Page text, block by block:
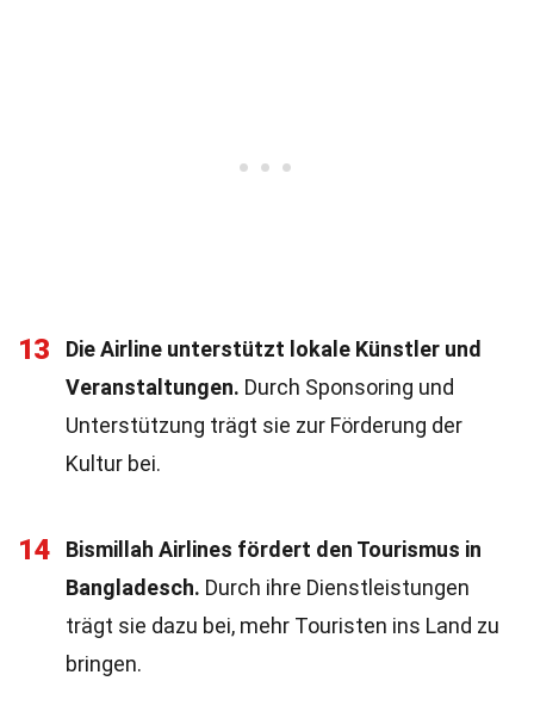
13
Die Airline unterstützt lokale Künstler und
Veranstaltungen. Durch Sponsoring und
Unterstützung trägt sie zur Förderung der
Kultur bei.
14
Bismillah Airlines fördert den Tourismus in
Bangladesch. Durch ihre Dienstleistungen
trägt sie dazu bei, mehr Touristen ins Land zu
bringen.